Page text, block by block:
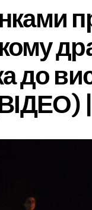
до